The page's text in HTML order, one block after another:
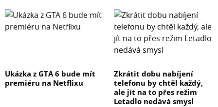
Ukázka z GTA 6 bude mít
premiéru na Netflixu
Zkrátit dobu nabíjení
telefonu by chtěl každý,
ale jít na to přes režim
Letadlo nedává smysl